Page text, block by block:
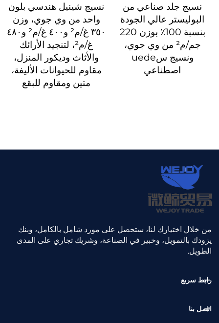
نسيج جلد صناعي من
البوليستر عالي الجودة
بنسبة 100٪ بوزن 220
جم/م² من وي جوي،
ونسيج سuede
اصطناعي
نسيج شينيل هندسي بلون
واحد من وي جوي، وزن
٣٥٠ غ/م² و٤٠٠ غ/م² و٤٨٠
غ/م²، لتنجيد الأرائك
والأثاث وديكور المنزل،
مقاوم للحيوانات الأليفة،
متين ومقاوم للبقع
من خلال اختيارك لنا، ستحصل على مورد شامل بالكامل، وبنك
يزودك بالتمويل، وخبير في الصناعة، وشريك تجاري على المدى
الطويل.
رابط سريع
اتصل بنا